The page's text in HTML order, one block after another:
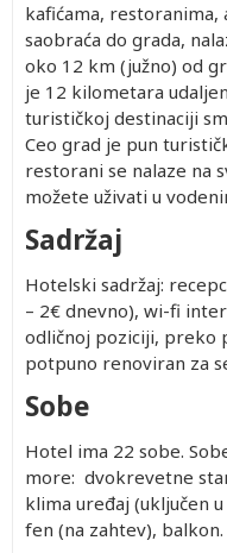
kafićama, restoranima,
saobraća do grada,
oko 12 km (južno) od
je 12 kilometara
turističkoj destinaciji
Ceo grad je pun
restorani se nalaze na
možete uživati u
Sadržaj
Hotelski sadržaj:
– 2€ dnevno), wi-fi
odličnoj poziciji, preko
potpuno renoviran za
Sobe
Hotel ima 22 sobe.
more: dvokrevetne
klima uređaj (uključen
fen (na zahtev), balkon.